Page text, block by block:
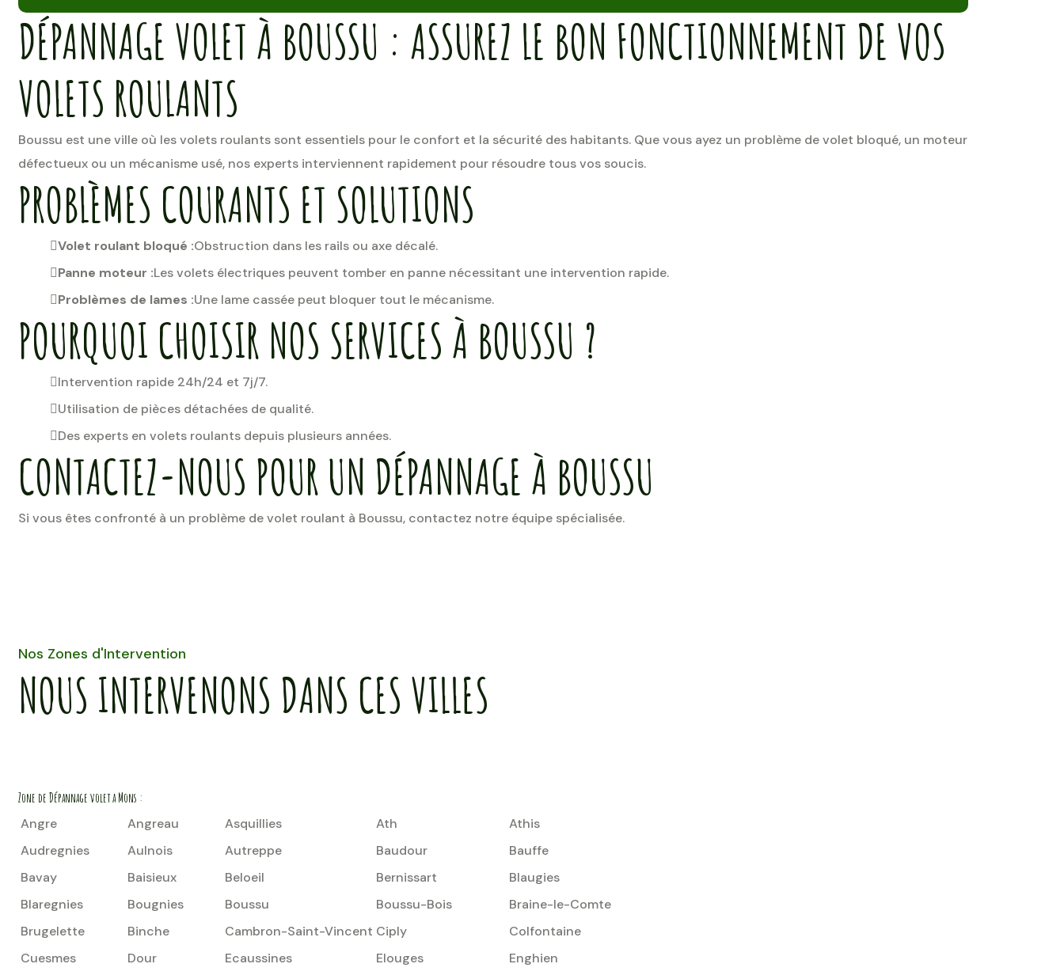
DÉPANNAGE VOLET À BOUSSU : ASSUREZ LE BON FONCTIONNEMENT DE VOS
VOLETS ROULANTS
Boussu est une ville où les volets roulants sont essentiels pour le confort et la sécurité des habitants. Que vous ayez un problème de volet bloqué, un moteur
défectueux ou un mécanisme usé, nos experts interviennent rapidement pour résoudre tous vos soucis.
PROBLÈMES COURANTS ET SOLUTIONS
Volet roulant bloqué :Obstruction dans les rails ou axe décalé.
Panne moteur :Les volets électriques peuvent tomber en panne nécessitant une intervention rapide.
Problèmes de lames :Une lame cassée peut bloquer tout le mécanisme.
POURQUOI CHOISIR NOS SERVICES À BOUSSU ?
Intervention rapide 24h/24 et 7j/7.
Utilisation de pièces détachées de qualité.
Des experts en volets roulants depuis plusieurs années.
CONTACTEZ-NOUS POUR UN DÉPANNAGE À BOUSSU
Si vous êtes confronté à un problème de volet roulant à Boussu, contactez notre équipe spécialisée.
Nos Zones d'Intervention
NOUS INTERVENONS DANS CES VILLES
Zone de Dépannage volet a Mons :
Angre Angreau Asquillies Ath
Athis
Audregnies
Aulnois Autreppe Baudour
Bauffe
Bavay
Baisieux Beloeil Bernissart
Blaugies
Blaregnies
Bougnies Boussu Boussu-Bois
Braine-le-Comte
Brugelette
Binche Cambron-Saint-Vincent Ciply
Colfontaine
Cuesmes
Dour Ecaussines Elouges
Enghien